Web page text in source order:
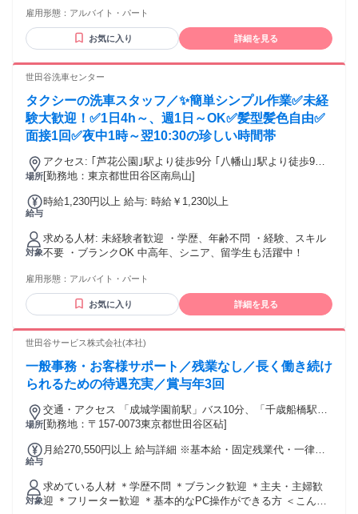
です！
学歴が高くないから塾講師は無理だ...と考えている人へ⭐
「学力があること」と「教えることが上手い」は全くの別で
す。 自分に自信がない方でも、少しでも教えることが好きな
募ください。 ⭐歓迎条件⭐ ・未経験者大歓迎 ・将来、教育業
週5日勤務もOK ・子どもが好きな方 ・教育に興味のある方
・人とのコミュニケーションが好きな方 ・一人一人と向き合
って仕事がしたい方 ・塾講師、家庭教師などのアルバイト・
パート経験者優遇 ⭐採用予定人数は5名以上⭐ 未経験の方で
も、勤務開始前にしっかりとした研修があるから安心です。
教室長や先輩講師のフォローもあるので、安心して授業を進
雇用形態： アルバイト・パート
お気に入り 詳細を見る
世田谷洗車センター
タクシーの洗車スタッフ／✨簡単シンプル作業✅未経
験大歓迎！✅1日4h～、週1日～OK✅髪型髪色自由✅
面接1回✅夜中1時～翌10:30の珍しい時間帯
場所
アクセス: ｢芦花公園｣駅より徒歩9分 ｢八幡山｣駅より徒歩9分
※バイク通勤OK
[勤務地：東京都世田谷区南烏山]
給与
時給1,230円以上 給与: 時給￥1,230以上
対象
求める人材: 未経験者歓迎 ・学歴、年齢不問 ・経験、スキル
不要 ・ブランクOK 中高年、シニア、留学生も活躍中！
雇用形態： アルバイト・パート
お気に入り 詳細を見る
世田谷サービス株式会社(本社)
一般事務・お客様サポート／残業なし／長く働き続け
られるための待遇充実／賞与年3回
場所
交通・アクセス 「成城学園前駅」バス10分、「千歳船橋駅」
バス4分
[勤務地：〒157-0073東京都世田谷区砧]
給与
月給270,550円以上 給与詳細 ※基本給・固定残業代・一律手
月あたり4万2050円 〜（固定残業時間：1ヶ月あたり25時間）
固定残業時間を超えた勤務時間については別途残業代を支給
する 【一律手当】 全員に一律で支払われる通勤・皆勤・家族
対象
求めている人材 ＊学歴不問 ＊ブランク歓迎 ＊主夫・主婦歓
迎 ＊フリーター歓迎 ＊基本的なPC操作ができる方 ＜こんな